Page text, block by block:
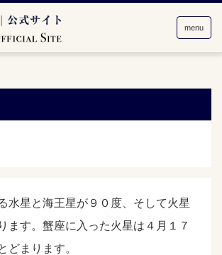
menu
水星と海王星が９０度、そして火星
ます。蟹座に入った火星は４月１７
どまります。